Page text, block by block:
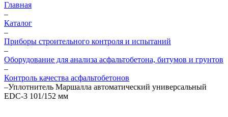
Главная
–
Каталог
–
Приборы строительного контроля и испытаний
–
Оборудование для анализа асфальтобетона, битумов и грунтов
–
Контроль качества асфальтобетонов
–Уплотнитель Маршалла автоматический универсальный
EDC-3 101/152 мм